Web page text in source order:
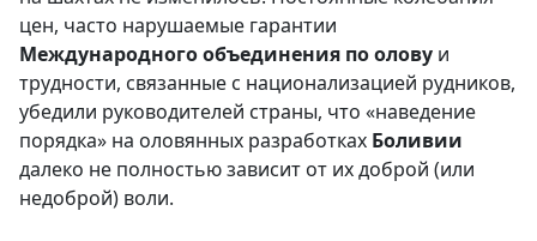
цен, часто нарушаемые гарантии
Международного объединения по олову и
трудности, связанные с национализацией рудников,
убедили руководителей страны, что «наведение
порядка» на оловянных разработках Боливии
далеко не полностью зависит от их доброй (или
недоброй) воли.